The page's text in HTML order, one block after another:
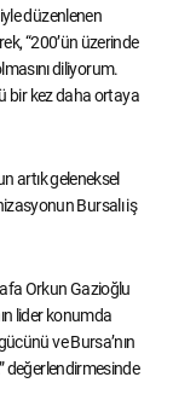
düzenlenen
“200’ün üzerinde
diliyorum.
bir kez daha ortaya
artık geleneksel
Bursalı iş
Orkun Gazioğlu
lider konumda
ve Bursa’nın
değerlendirmesinde